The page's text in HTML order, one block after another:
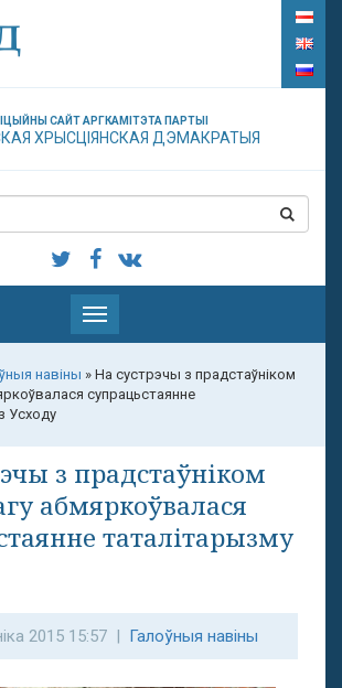
САЙТ АРГКАМІТЭТА ПАРТЫІ
ХРЫСЦІЯНСКАЯ ДЭМАКРАТЫЯ
Паказаць
меню
навіны » На сустрэчы з прадстаўніком
супрацьстаянне
Усходу
з прадстаўніком
абмяркоўвалася
таталітарызму
2015 15:57 | Галоўныя навіны